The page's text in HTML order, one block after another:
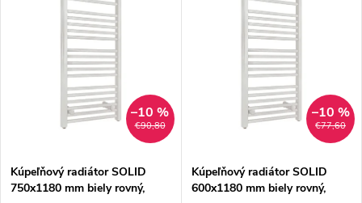
€90,80
–10 %
Kúpeľňový radiátor SOLID
750x1180 mm biely rovný,
€77,60
–10 %
Kúpeľňový radiátor SOLID
600x1180 mm biely rovný,